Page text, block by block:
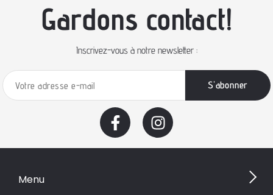
Gardons contact!
Inscrivez-vous à notre newsletter :
Menu